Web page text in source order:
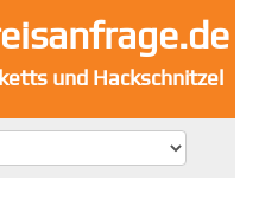
und Hackschnitzel